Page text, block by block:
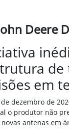
Deere
de
em
de dezembro de
o produtor não
antenas em